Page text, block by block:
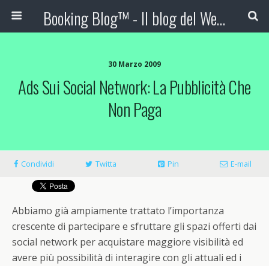
Booking Blog™ - Il blog del Web Marketing Turistico
30 Marzo 2009
Ads Sui Social Network: La Pubblicità Che
Non Paga
Condividi Twitta Pin E-mail
Abbiamo già ampiamente trattato l’importanza
crescente di partecipare e sfruttare gli spazi offerti dai
social network per acquistare maggiore visibilità ed
avere più possibilità di interagire con gli attuali ed i